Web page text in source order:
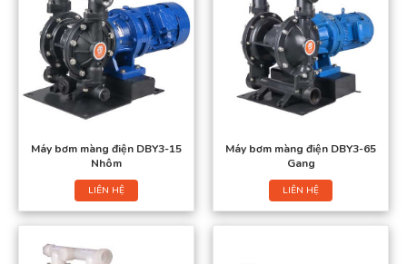
Máy bơm màng điện DBY3-15
Nhôm
LIÊN HỆ
Máy bơm màng điện DBY3-65
Gang
LIÊN HỆ